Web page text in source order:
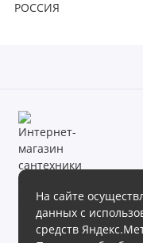
РОССИЯ
На сайте
данных с
средств
Магазин сантехники
клиентам обширный